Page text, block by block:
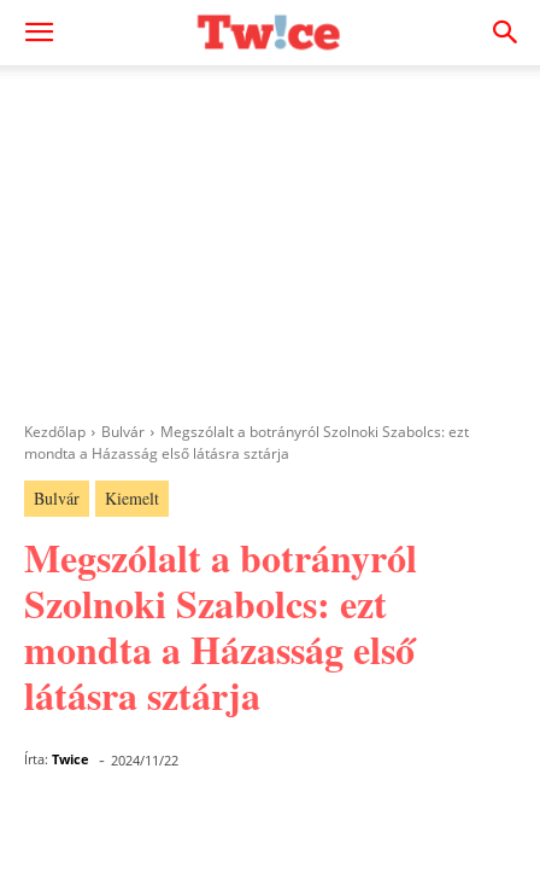
Kezdőlap Bulvár
Megszólalt a botrányról Szolnoki Szabolcs: ezt
mondta a Házasság első látásra sztárja
Bulvár Kiemelt
Megszólalt a botrányról
Szolnoki Szabolcs: ezt
mondta a Házasság első
látásra sztárja
Írta: Twice - 2024/11/22